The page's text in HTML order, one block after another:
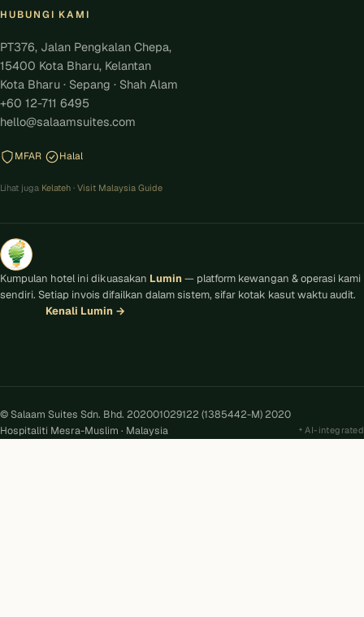
HUBUNGI KAMI
PT376, Jalan Pengkalan Chepa,
15400 Kota Bharu, Kelantan
Kota Bharu · Sepang · Shah Alam
+60 12-711 6495
hello@salaamsuites.com
MFAR Halal
Lihat juga Kelateh · Visit Malaysia Guide
Kumpulan hotel ini dikuasakan Lumin — platform kewangan & operasi kami
sendiri. Setiap invois difailkan dalam sistem, sifar kotak kasut waktu audit.
Kenali Lumin →
© Salaam Suites Sdn. Bhd. 202001029122 (1385442-M) 2020
Hospitaliti Mesra-Muslim · Malaysia
AI-integrated